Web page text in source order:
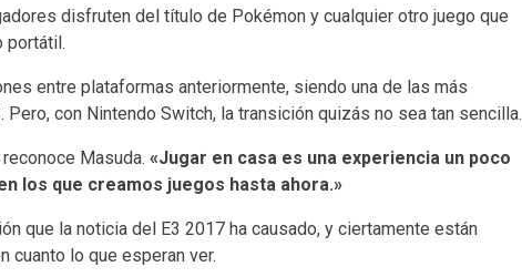
disfruten del título de Pokémon y cualquier otro juego que
portátil.
entre plataformas anteriormente, siendo una de las más
con Nintendo Switch, la transición quizás no sea tan sencilla.
reconoce Masuda. «Jugar en casa es una experiencia un poco
los que creamos juegos hasta ahora.»
que la noticia del E3 2017 ha causado, y ciertamente están
cuanto lo que esperan ver.